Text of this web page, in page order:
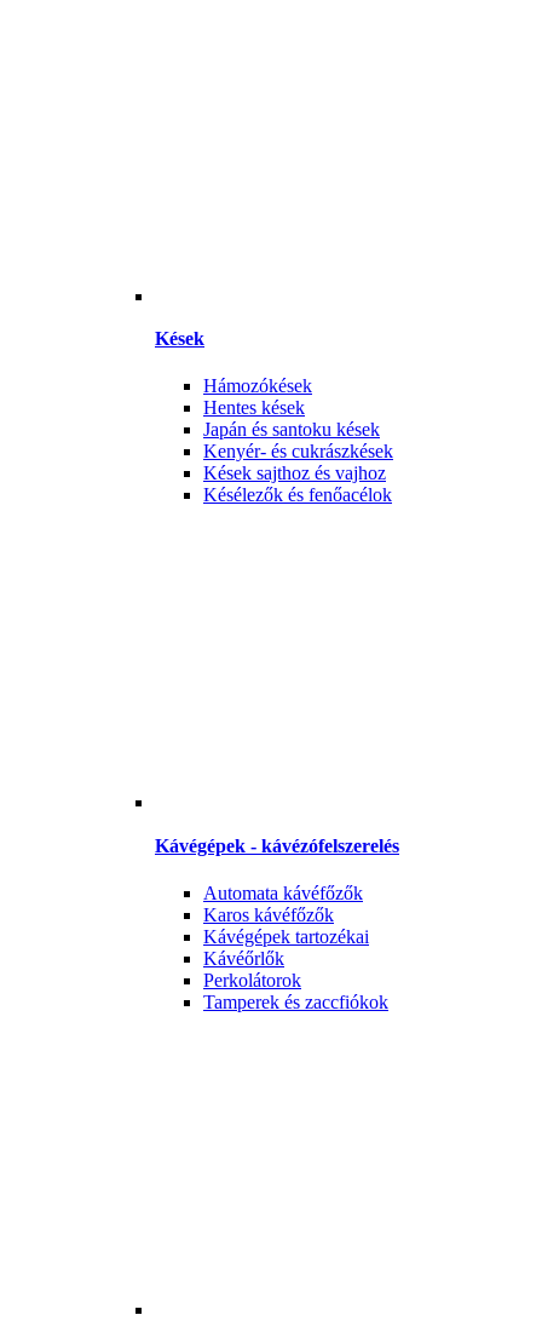
Kések
Hámozókések
Hentes kések
Japán és santoku kések
Kenyér- és cukrászkések
Kések sajthoz és vajhoz
Késélezők és fenőacélok
Kávégépek - kávézófelszerelés
Automata kávéfőzők
Karos kávéfőzők
Kávégépek tartozékai
Kávéőrlők
Perkolátorok
Tamperek és zaccfiókok